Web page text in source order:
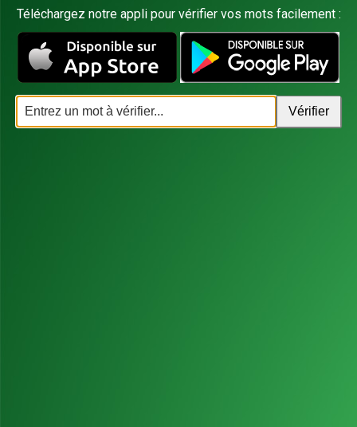
Téléchargez notre appli pour vérifier vos mots facilement :